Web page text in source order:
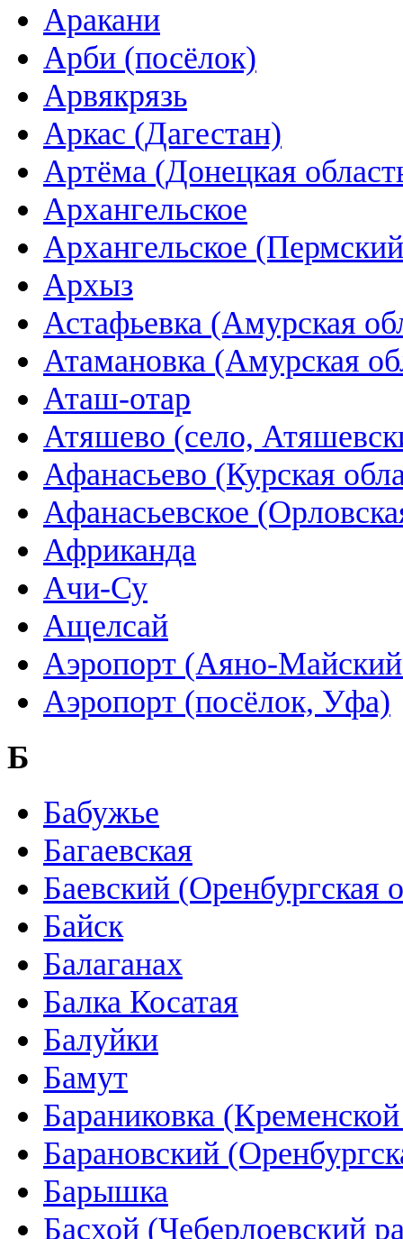
Аракани
Арби (посёлок)
Арвякрязь
Аркас (Дагестан)
Артёма (Донецкая
Архангельское
Архангельское
Архыз
Астафьевка (Амурская
Атамановка (Амурская
Аташ-отар
Атяшево (село,
Афанасьево (Курская
Афанасьевское
Африканда
Ачи-Су
Ащелсай
Аэропорт (Аяно-
Аэропорт (посёлок, Уфа)
Б
Бабужье
Багаевская
Баевский (Оренбургская
Байск
Балаганах
Балка Косатая
Балуйки
Бамут
Бараниковка
Барановский
Барышка
Басхой (Чеберлоевский